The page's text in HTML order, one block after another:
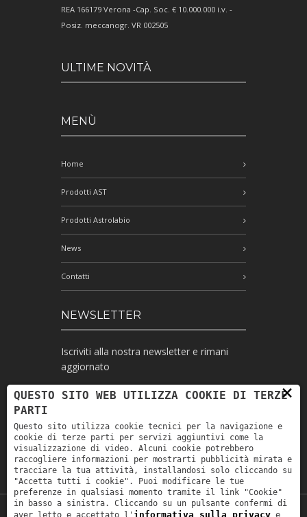
REA 166179 Verona -Cap. Soc. € 10.000.000 i.v. -
Posiz. meccanogr. VR 002505
ULTIME NOVITÀ
MENÙ
Home
Prodotti AST
Prodotti Astrolabio
News
Contatti
NEWSLETTER
Iscriviti alla nostra newsletter e rimani
aggiornato
Ho letto l'informativa e autorizzo il
trattamento dei miei dati personali per le
finalità ivi indicate *
×
QUESTO SITO WEB UTILIZZA COOKIE DI TERZE
PARTI
Questo sito utilizza cookie tecnici per la navigazione e
cookie di terze parti per servizi aggiuntivi come la
visualizzazione di video. Alcuni cookie potrebbero
raccogliere informazioni per mostrarti pubblicità mirata e
tracciare la tua attività, installandosi solo cliccando su
"Accetta tutti i cookie". Puoi modificare le tue
preferenze in qualsiasi momento tramite il link "Cookie"
in basso a sinistra. Cliccando su un pulsante confermi di
aver letto e accettato l' informativa sulla privacy e